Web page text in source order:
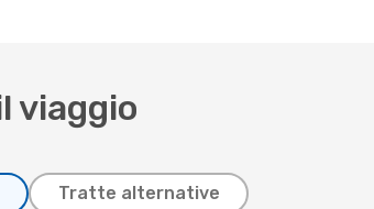
viaggio
Tratte alternative